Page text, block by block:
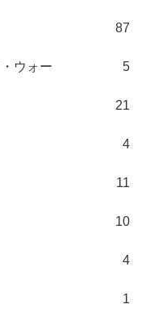
87
ウォー 5
21
4
11
10
4
1